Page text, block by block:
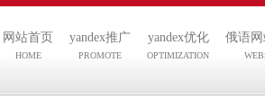
网站首页
HOME
yandex推广
PROMOTE
yandex优化
OPTIMIZATION
俄语